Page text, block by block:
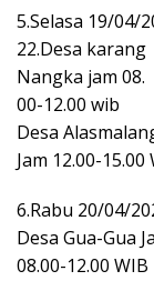
5.Selasa 19/04/
22.Desa karang
Nangka jam 08.
00-12.00 wib
Desa
Jam 12.00-15.00
6.Rabu 20/04/
Desa Gua-Gua
08.00-12.00 WIB